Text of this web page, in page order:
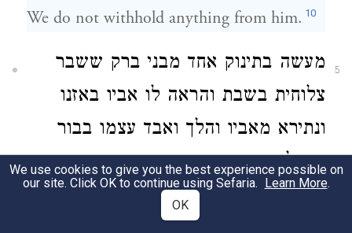
We do not withhold anything from him. 10
5
מעשה בתינוק אחד מבני ברק ששבר
צלוחית בשבת והראה לו אביו באזנו
ונתירא מאביו והלך ואבד עצמו בבור
ושאלו את רבי עקיבא ואמר אין מונעין
הימנו כל דבר:
We use cookies to give you the best experience possible on
our site. Click OK to continue using Sefaria. Learn More.
OK